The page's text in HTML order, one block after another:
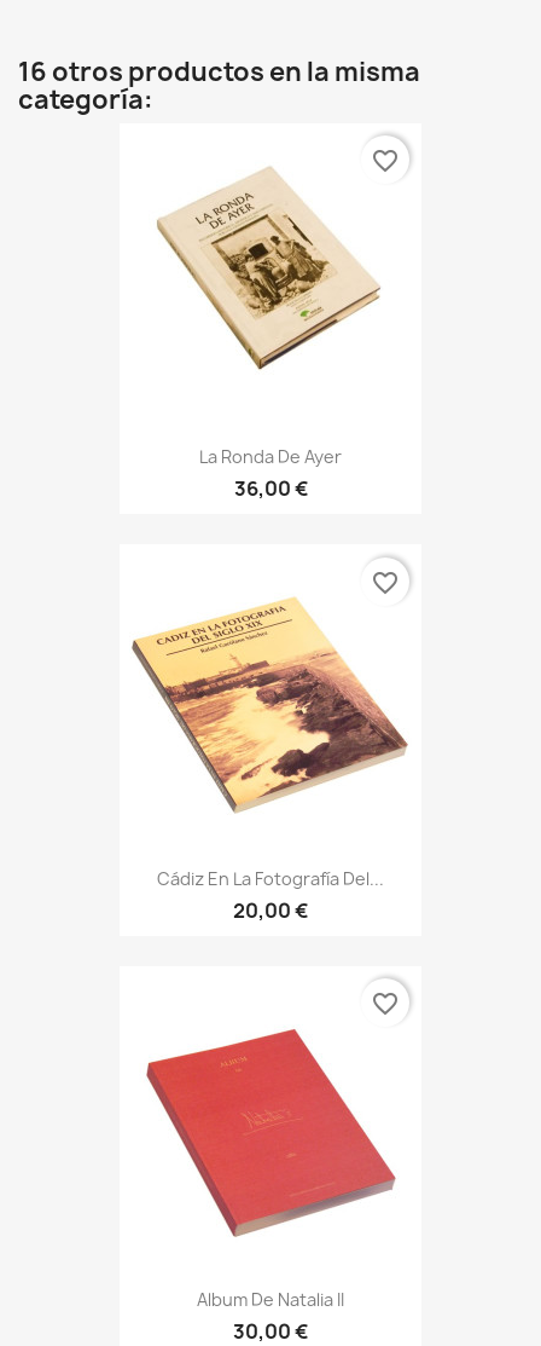
16 otros productos en la misma
categoría:
La Ronda De Ayer
36,00 €
favorite_border
Cádiz En La Fotografía Del...
20,00 €
favorite_border
Album De Natalia II
30,00 €
favorite_border